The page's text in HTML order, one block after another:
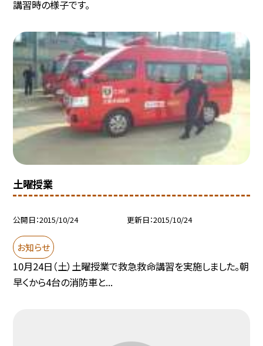
講習時の様子です。
土曜授業
公開日 2015/10/24 更新日 2015/10/24
お知らせ
10月24日（土）土曜授業で救急救命講習を実施しました。朝
早くから4台の消防車と...